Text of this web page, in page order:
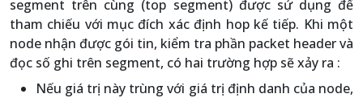
segment trên cùng (top segment) được sử dụng để
tham chiếu với mục đích xác định hop kế tiếp. Khi một
node nhận được gói tin, kiểm tra phần packet header và
đọc số ghi trên segment, có hai trường hợp sẽ xảy ra :
Nếu giá trị này trùng với giá trị định danh của node,